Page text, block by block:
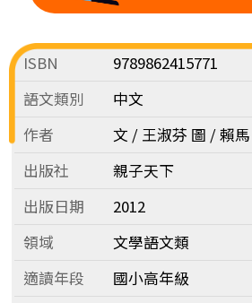
ISBN
9789862415771
語文類別
中文
作者
文 / 王淑芬 圖 / 賴馬
出版社
親子天下
出版日期
2012
領域
文學語文類
適讀年段
國小高年級